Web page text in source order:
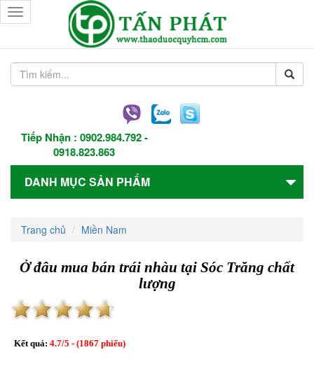
Tiếp Nhận : 0902.984.792-
0918.823.863
Toggle
navigation
DANH MỤC SẢN PHẨM
Trang chủ Miền Nam
Ở đâu mua bán trái nhàu tại Sóc Trăng chất
lượng
Kết quả: 4.7/5 - (1867 phiếu)